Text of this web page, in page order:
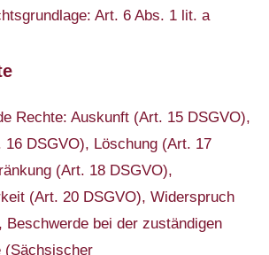
Art. 6 Abs. 1 lit. a
Rechte: Auskunft (Art. 15 DSGVO),
16 DSGVO), Löschung (Art. 17
(Art. 18 DSGVO),
(Art. 20 DSGVO), Widerspruch
Beschwerde bei der zuständigen
(Sächsischer